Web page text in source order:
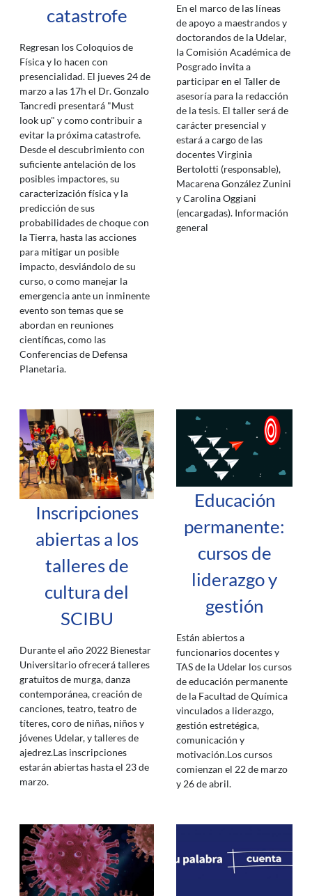
catastrofe
Regresan los Coloquios de
Física y lo hacen con
presencialidad. El jueves 24 de
marzo a las 17h el Dr. Gonzalo
Tancredi presentará "Must
look up" y como contribuir a
evitar la próxima catastrofe.
Desde el descubrimiento con
suficiente antelación de los
posibles impactores, su
caracterización física y la
predicción de sus
probabilidades de choque con
la Tierra, hasta las acciones
para mitigar un posible
impacto, desviándolo de su
curso, o como manejar la
emergencia ante un inminente
evento son temas que se
abordan en reuniones
científicas, como las
Conferencias de Defensa
Planetaria.
En el marco de las líneas
de apoyo a maestrandos y
doctorandos de la Udelar,
la Comisión Académica de
Posgrado invita a
participar en el Taller de
asesoría para la redacción
de la tesis. El taller será de
carácter presencial y
estará a cargo de las
docentes Virginia
Bertolotti (responsable),
Macarena González Zunini
y Carolina Oggiani
(encargadas). Información
general
Inscripciones
abiertas a los
talleres de
cultura del
SCIBU
Durante el año 2022 Bienestar
Universitario ofrecerá talleres
gratuitos de murga, danza
contemporánea, creación de
canciones, teatro, teatro de
títeres, coro de niñas, niños y
jóvenes Udelar, y talleres de
ajedrez.Las inscripciones
estarán abiertas hasta el 23 de
marzo.
Educación
permanente:
cursos de
liderazgo y
gestión
Están abiertos a
funcionarios docentes y
TAS de la Udelar los cursos
de educación permanente
de la Facultad de Química
vinculados a liderazgo,
gestión estretégica,
comunicación y
motivación.Los cursos
comienzan el 22 de marzo
y 26 de abril.